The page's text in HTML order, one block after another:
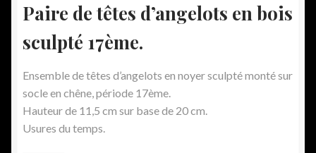
Paire de têtes d’angelots en bois
sculpté 17ème.
Ensemble de têtes d’angelots en noyer sculpté monté sur
socle en chêne, période 17ème.
Hauteur de 11,5 cm sur base de 20 cm.
Usures du temps.